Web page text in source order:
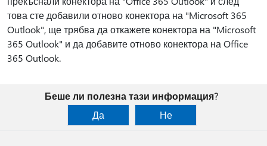
това сте добавили отново конектора на "Microsoft 365
Outlook", ще трябва да откажете конектора на "Microsoft
365 Outlook" и да добавите отново конектора на Office
365 Outlook.
Беше ли полезна тази информация?
Да
Не